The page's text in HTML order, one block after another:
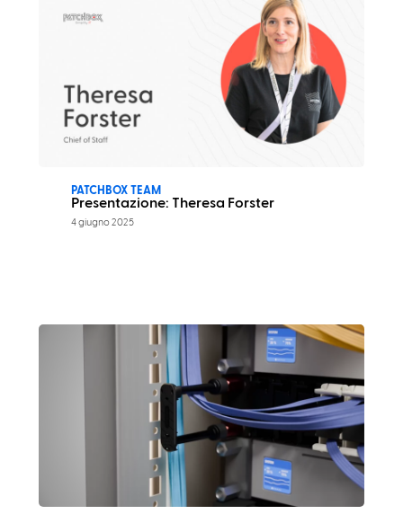
PATCHBOX TEAM
Presentazione: Theresa Forster
4 giugno 2025